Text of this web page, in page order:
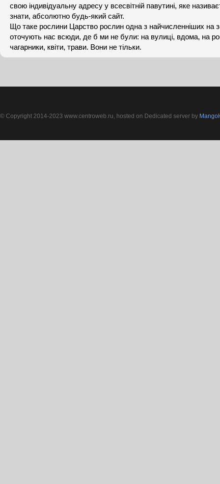
свою індивідуальну адресу у всесвітній павутині, яке
знати, абсолютно будь-який сайт.
Що таке рослини Царство рослин одна з найчисленніших на
оточують нас всюди, де б ми не були: на вулиці, вдома, на
чагарники, квіти, трави. Вони не тільки.
© Copyright 2014-2023 www.centroweb.ru, hosted on Dedicated server by